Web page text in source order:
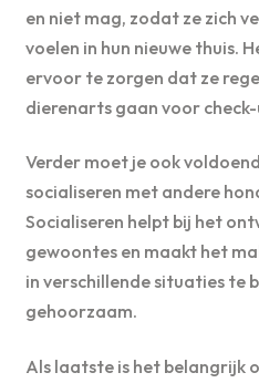
en niet mag, zodat ze zich
voelen in hun nieuwe thuis.
ervoor te zorgen dat ze
dierenarts gaan voor
Verder moet je ook
socialiseren met andere
Socialiseren helpt bij het
gewoontes en maakt het
in verschillende situaties te
gehoorzaam.
Als laatste is het belangrijk